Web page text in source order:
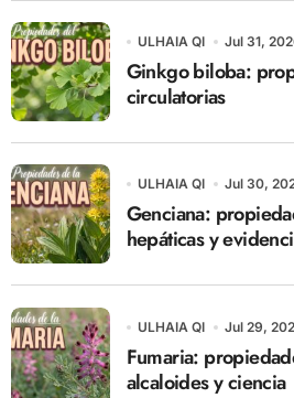
ULHAIA QI Jul 31,
Ginkgo biloba:
circulatorias
ULHAIA QI Jul 30,
Genciana:
hepáticas y
ULHAIA QI Jul 29,
Fumaria:
alcaloides y ciencia